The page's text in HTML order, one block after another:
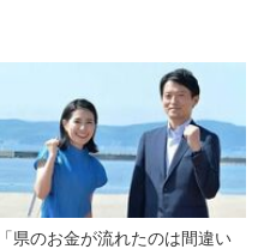
「県のお金が流れたのは間違い